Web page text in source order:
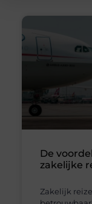
De
zakelijke
Zakelijk